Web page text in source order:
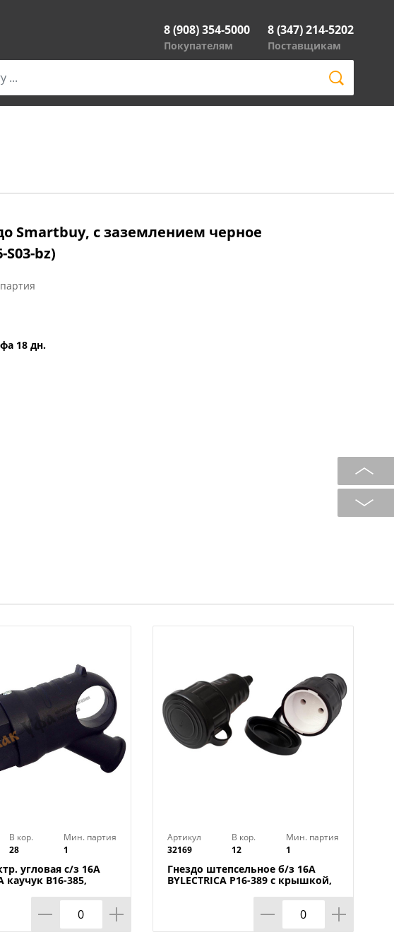
8 (908) 354-5000
Покупателям
8 (347) 214-5202
Поставщикам
Smartbuy, с заземлением черное
S03-bz)
18 дн.
В кор.
28
Мин. партия
1
угловая с/з 16А
каучук В16-385,
Артикул
32169
В кор.
12
Мин. партия
1
Гнездо штепсельное б/з 16А
BYLECTRICA Р16-389 с крышкой,